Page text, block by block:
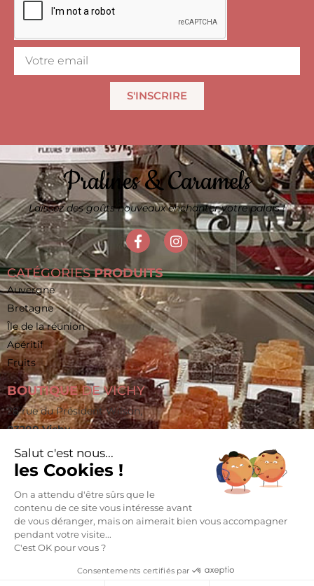
S'INSCRIRE
Pralines & Caramels
Laissez des goûts nouveaux enchanter votre palais !
CATÉGORIESPRODUITS
Auvergne
Bretagne
Île de la réunion
Apéritif
Fruits
BOUTIQUEDE VICHY
28 rue du Président Wilson,
03200 Vichy
vichy@pralines-caramels.fr
06 60 82 85 89
La vente d’alcool est strictement interdite aux mineurs.
L’abus d’alcool est dangereux pour la santé. À consommer
avec modération.
Mentions légales
Salut c'est nous...
les Cookies !
On a attendu d'être sûrs que le
contenu de ce site vous intéresse avant
de vous déranger, mais on aimerait bien vous accompagner
pendant votre visite...
C'est OK pour vous ?
Consentements certifiés par